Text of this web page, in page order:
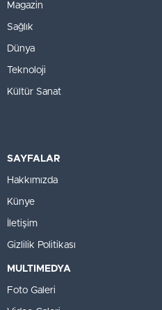
Magazin
Sağlık
Dünya
Teknoloji
Kültür Sanat
SAYFALAR
Hakkımızda
Künye
İletişim
Gizlilik Politikası
MULTIMEDYA
Foto Galeri